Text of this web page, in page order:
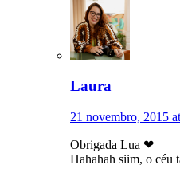
Laura
21 novembro, 2015
Obrigada Lua ❤
Hahahah siim, o céu